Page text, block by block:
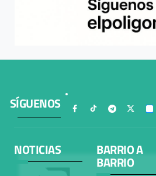
SÍGUENOS
NOTICIAS BARRIO A
BARRIO